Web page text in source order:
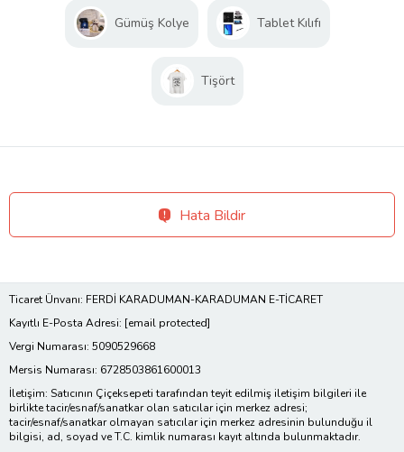
Gümüş Kolye Tablet Kılıfı
Tişört
Hata Bildir
Ticaret Ünvanı: FERDİ KARADUMAN-KARADUMAN E-TİCARET
Kayıtlı E-Posta Adresi: [email protected]
Vergi Numarası: 5090529668
Mersis Numarası: 6728503861600013
İletişim: Satıcının Çiçeksepeti tarafından teyit edilmiş iletişim bilgileri ile
birlikte tacir/esnaf/sanatkar olan satıcılar için merkez adresi;
tacir/esnaf/sanatkar olmayan satıcılar için merkez adresinin bulunduğu il
bilgisi, ad, soyad ve T.C. kimlik numarası kayıt altında bulunmaktadır.